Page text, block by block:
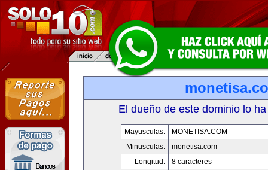
El dueño de este dominio lo
Mayusculas:
MONETISA.COM
Minusculas:
monetisa.com
Longitud:
8 caracteres